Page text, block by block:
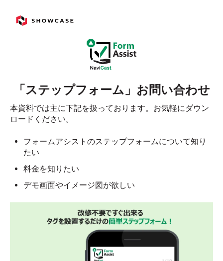
「ステップフォーム」お問い合わせ
本資料では主に下記を扱っております。お気軽にダウン
ロードください。
フォームアシストのステップフォームについて知り
たい
料金を知りたい
デモ画面やイメージ図が欲しい